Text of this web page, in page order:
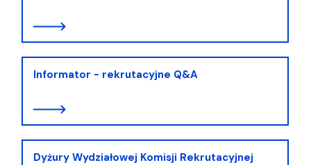
Informator - rekrutacyjne Q&A
Dyżury Wydziałowej Komisji Rekrutacyjnej